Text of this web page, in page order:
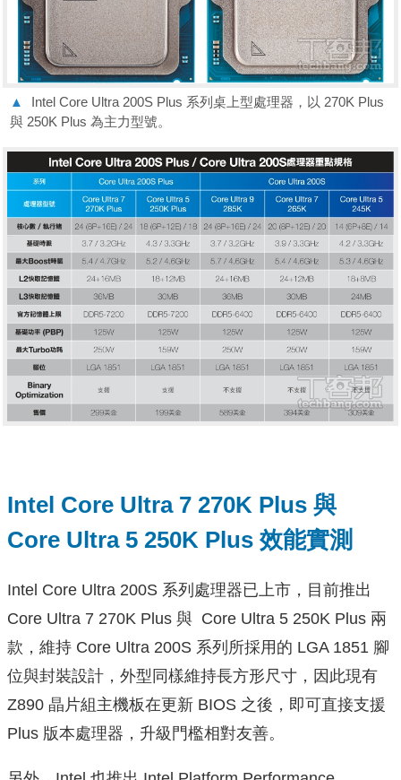
▲
Intel Core Ultra 200S Plus 系列桌上型處理器，以 270K Plus
與 250K Plus 為主力型號。
Intel Core Ultra 7 270K Plus 與
Core Ultra 5 250K Plus 效能實測
Intel Core Ultra 200S 系列處理器已上市，目前推出
Core Ultra 7 270K Plus 與 Core Ultra 5 250K Plus 兩
款，維持 Core Ultra 200S 系列所採用的 LGA 1851 腳
位與封裝設計，外型同樣維持長方形尺寸，因此現有
Z890 晶片組主機板在更新 BIOS 之後，即可直接支援
Plus 版本處理器，升級門檻相對友善。